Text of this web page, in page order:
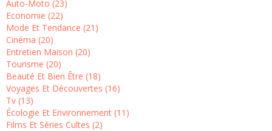
Auto-Moto (23)
Economie (22)
Mode Et Tendance (21)
Cinéma (20)
Entretien Maison (20)
Tourisme (20)
Beauté Et Bien Être (18)
Voyages Et Découvertes (16)
Tv (13)
Écologie Et Environnement (11)
Films Et Séries Cultes (2)